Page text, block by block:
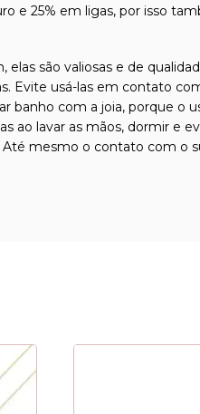
e 25% em ligas, por isso
elas são valiosas e de
Evite usá-las em contato
banho com a joia, porque o
ao lavar as mãos, dormir
Até mesmo o contato com o